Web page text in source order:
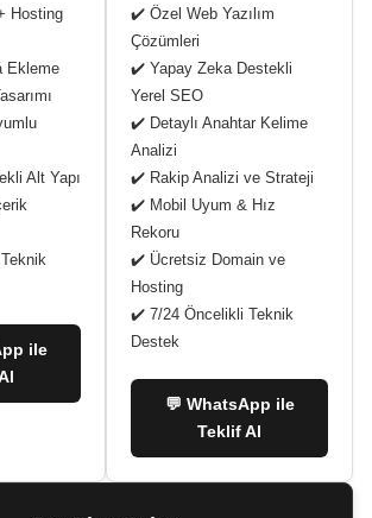
Hosting
Ekleme
Alt Yapı
ile
✔️ Özel Web Yazılım
Çözümleri
✔️ Yapay Zeka Destekli
Yerel SEO
✔️ Detaylı Anahtar Kelime
Analizi
✔️ Rakip Analizi ve Strateji
✔️ Mobil Uyum & Hız
Rekoru
✔️ Ücretsiz Domain ve
Hosting
✔️ 7/24 Öncelikli Teknik
Destek
💬 WhatsApp ile
Teklif Al